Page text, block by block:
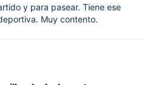
y para pasear. Tiene ese
Muy contento.